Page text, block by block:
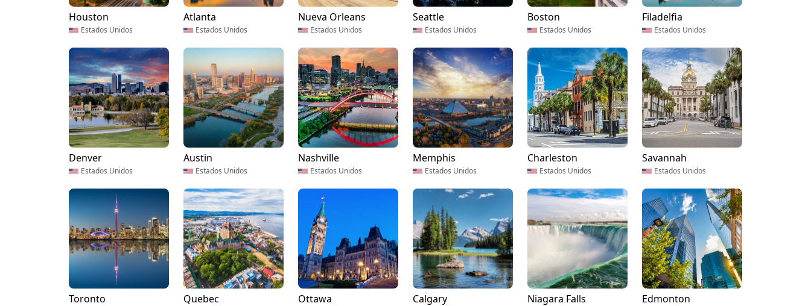
Houston
Estados Unidos
Atlanta
Estados Unidos
Nueva Orleans
Estados Unidos
Seattle
Estados Unidos
Boston
Estados Unidos
Filadelfia
Estados Unidos
Denver
Estados Unidos
Austin
Estados Unidos
Nashville
Estados Unidos
Memphis
Estados Unidos
Charleston
Estados Unidos
Savannah
Estados Unidos
Toronto Quebec Ottawa Calgary Niagara Falls Edmonton